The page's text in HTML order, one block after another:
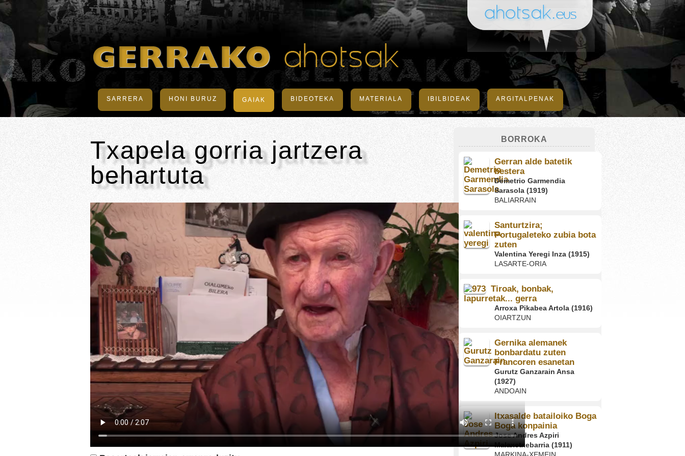
SARRERA HONI BURUZ GAIAK BIDEOTEKA MATERIALA IBILBIDEAK ARGITALPENAK
Txapela gorria jartzera
behartuta
BORROKA
Gerran alde batetik
bestera
Demetrio Garmendia
Sarasola (1919)
BALIARRAIN
Santurtzira;
Portugaleteko zubia bota
zuten
Valentina Yeregi Inza (1915)
LASARTE-ORIA
Tiroak, bonbak,
lapurretak... gerra
Arroxa Pikabea Artola (1916)
OIARTZUN
Gernika alemanek
bonbardatu zuten
Francoren esanetan
Gurutz Ganzarain Ansa
(1927)
ANDOAIN
Itxasalde batailoiko Boga
Boga konpainia
Jose Andres Azpiri
Malaxetxebarria (1911)